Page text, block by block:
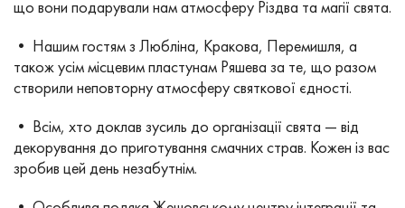
що вони подарували нам атмосферу Різдва та магії свята.
• Нашим гостям з Любліна, Кракова, Перемишля, а
також усім місцевим пластунам Ряшева за те, що разом
створили неповторну атмосферу святкової єдності.
• Всім, хто доклав зусиль до організації свята — від
декорування до приготування смачних страв. Кожен із вас
зробив цей день незабутнім.